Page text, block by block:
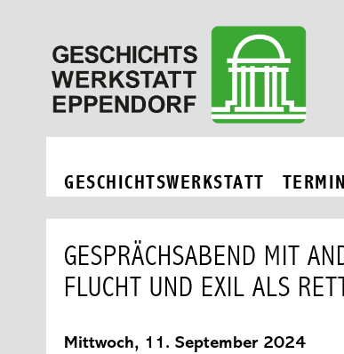
Inhalt
springen
Eppendorf
GESCHICHTSWERKSTATT
GESPRÄCHSABEND MIT
FLUCHT UND EXIL ALS
Mittwoch, 11. September 2024